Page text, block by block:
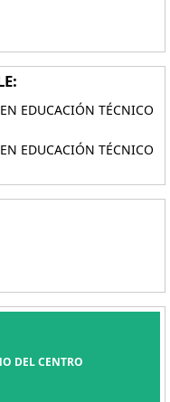
EDUCACIÓN TÉCNICO
EDUCACIÓN TÉCNICO
DEL CENTRO